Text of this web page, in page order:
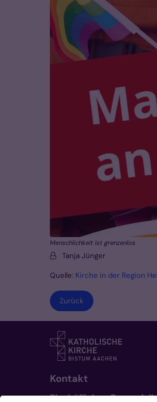
Menschlichkeit ist grenzenlos
Von:Tanja Jünger
Quelle: Kirche in der Region
Zurück
Kontakt
Bischöfliches